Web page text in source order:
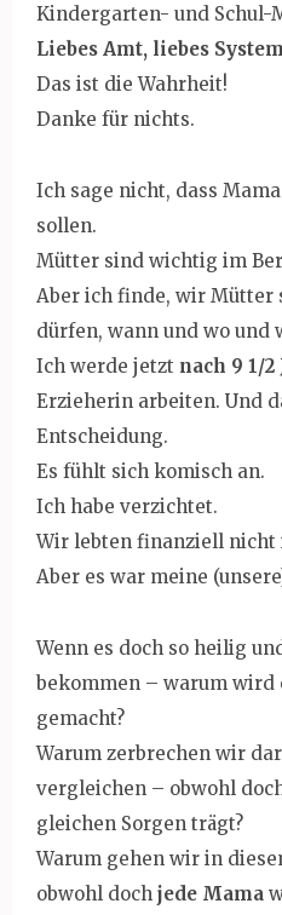
Kindergarten- und Schul-
Liebes Amt, liebes
Das ist die Wahrheit!
Danke für nichts.
Ich sage nicht, dass
sollen.
Mütter sind wichtig im
Aber ich finde, wir Mütter
dürfen, wann und wo und
Ich werde jetzt nach 9 1/2
Erzieherin arbeiten. Und
Entscheidung.
Es fühlt sich komisch an.
Ich habe verzichtet.
Wir lebten finanziell nicht
Aber es war meine
Wenn es doch so heilig
bekommen – warum wird
gemacht?
Warum zerbrechen wir
vergleichen – obwohl
gleichen Sorgen trägt?
Warum gehen wir in
obwohl doch jede Mama